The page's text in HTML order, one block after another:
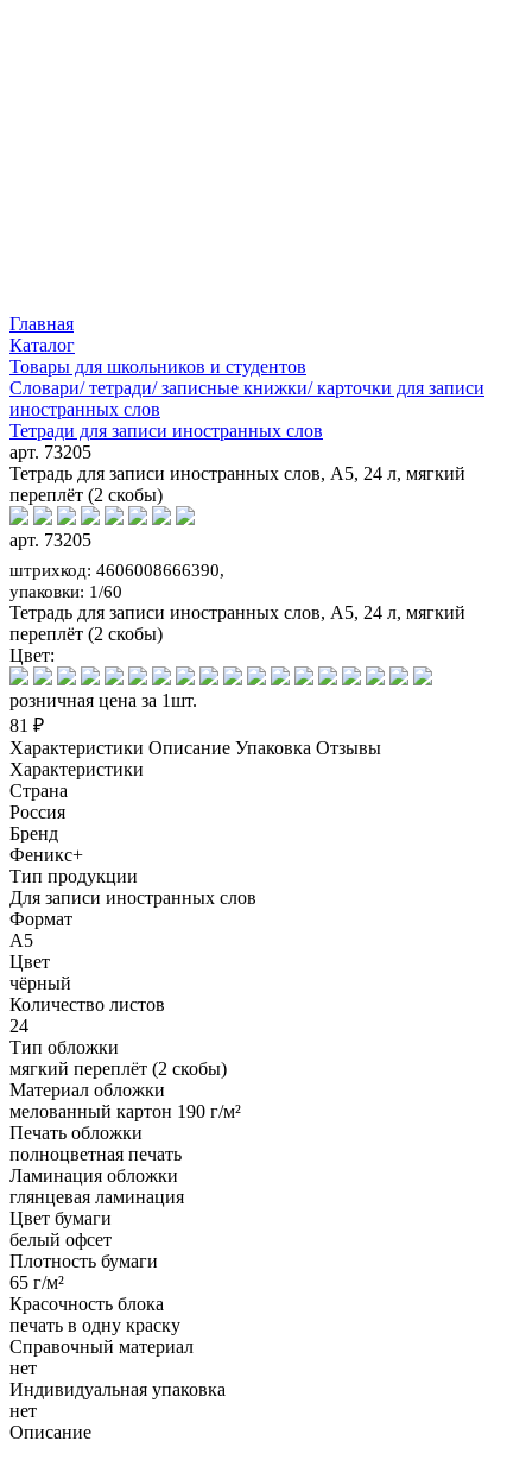
Главная
Каталог
Товары для школьников и студентов
Словари/ тетради/ записные книжки/ карточки для записи
иностранных слов
Тетради для записи иностранных слов
арт. 73205
Тетрадь для записи иностранных слов, А5, 24 л, мягкий
переплёт (2 скобы)
арт. 73205
штрихкод: 4606008666390,
упаковки: 1/60
Тетрадь для записи иностранных слов, А5, 24 л, мягкий
переплёт (2 скобы)
Цвет:
розничная цена за 1шт.
81 ₽
Характеристики Описание Упаковка Отзывы
Характеристики
Страна
Россия
Бренд
Феникс+
Тип продукции
Для записи иностранных слов
Формат
А5
Цвет
чёрный
Количество листов
24
Тип обложки
мягкий переплёт (2 скобы)
Материал обложки
мелованный картон 190 г/м²
Печать обложки
полноцветная печать
Ламинация обложки
глянцевая ламинация
Цвет бумаги
белый офсет
Плотность бумаги
65 г/м²
Красочность блока
печать в одну краску
Справочный материал
нет
Индивидуальная упаковка
нет
Описание